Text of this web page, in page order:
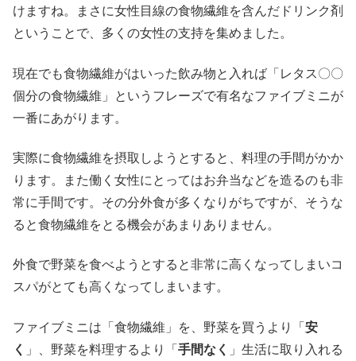
けますね。まさに女性目線の食物繊維を含んだドリンク剤
ということで、多くの女性の支持を集めました。
現在でも食物繊維がはいった飲み物と入れば「レタス〇〇
個分の食物繊維」というフレーズで有名なファイブミニが
一番にあがります。
実際に食物繊維を摂取しようとすると、料理の手間がかか
ります。また働く女性にとってはお弁当などを造るのも非
常に手間です。その分外食が多くなりがちですが、そうな
ると食物繊維をとる機会があまりありません。
外食で野菜を食べようとすると非常に高くなってしまいコ
スパがとても高くなってしまいます。
ファイブミニは「食物繊維」を、野菜を買うより「 安
く
」、野菜を料理するより「 手間なく
」生活に取り入れる